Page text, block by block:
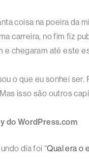
coisa na poeira da
carreira, no fim fiz
e chegaram até este
o que eu sonhei
isso são outros
do WordPress.com
dia foi “Qual era o